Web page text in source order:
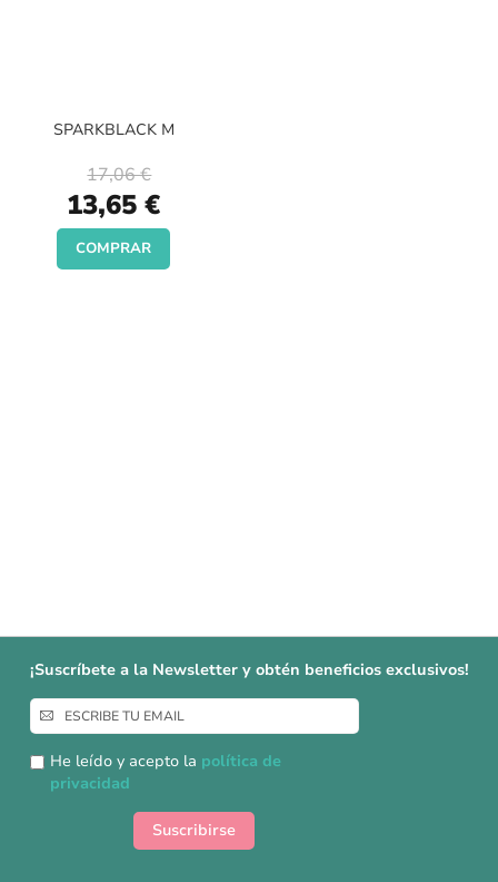
SPARKBLACK M
Special
Price
13,65 €
17,06 €
COMPRAR
¡Suscríbete a la Newsletter y obtén beneficios exclusivos!
Inscríbase
a
nuestro
boletín
He leído y acepto la política de
privacidad
Suscribirse